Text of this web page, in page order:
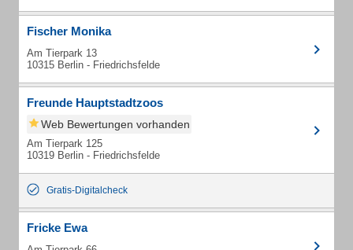
Fischer Monika
Am Tierpark 13
10315 Berlin - Friedrichsfelde
Freunde Hauptstadtzoos
Web Bewertungen vorhanden
Am Tierpark 125
10319 Berlin - Friedrichsfelde
Gratis-Digitalcheck
Fricke Ewa